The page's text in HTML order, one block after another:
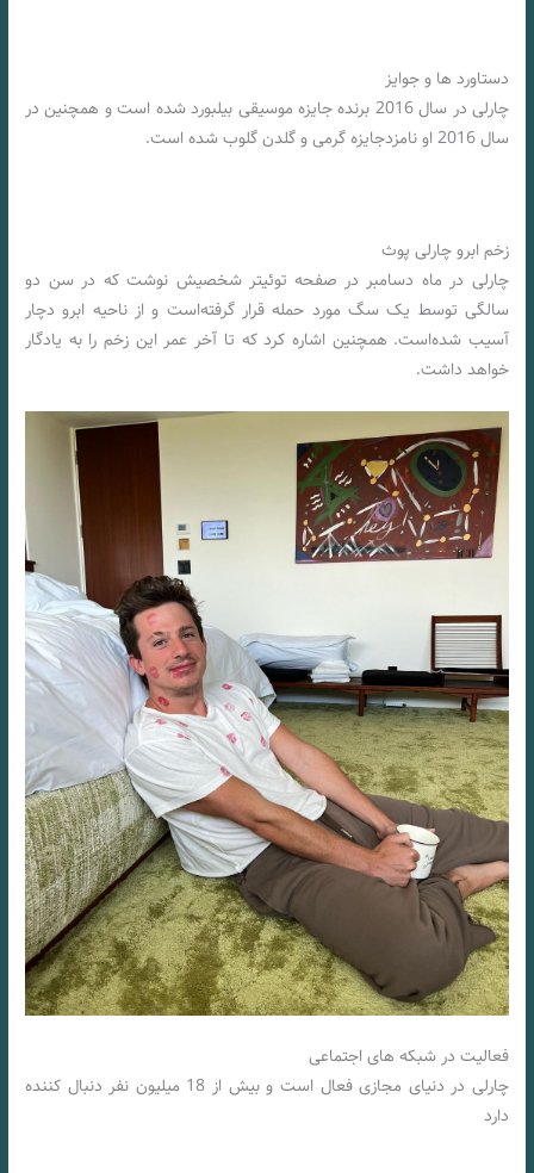
دستاورد ها و جوایز
چارلی در سال 2016 برنده جایزه موسیقی بیلبورد شده است و همچنین در
سال 2016 او نامزدجایزه گرمی و گلدن گلوب شده است.
زخم ابرو چارلی پوث
چارلی در ماه دسامبر در صفحه توئیتر شخصیش نوشت که در سن دو
سالگی توسط یک سگ مورد حمله قرار گرفته‌است و از ناحیه ابرو دچار
آسیب شده‌است. همچنین اشاره کرد که تا آخر عمر این زخم را به یادگار
خواهد داشت.
فعالیت در شبکه های اجتماعی
چارلی در دنیای مجازی فعال است و بیش از 18 میلیون نفر دنبال کننده
دارد